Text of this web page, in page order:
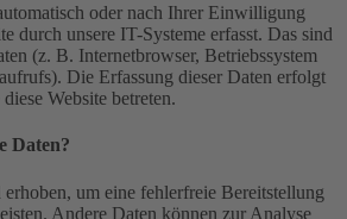
oder nach Ihrer Einwilligung
durch unsere IT-Systeme erfasst. Das sind
(z. B. Internetbrowser, Betriebssystem
Die Erfassung dieser Daten erfolgt
Website betreten.
Daten?
um eine fehlerfreie Bereitstellung
Andere Daten können zur Analyse